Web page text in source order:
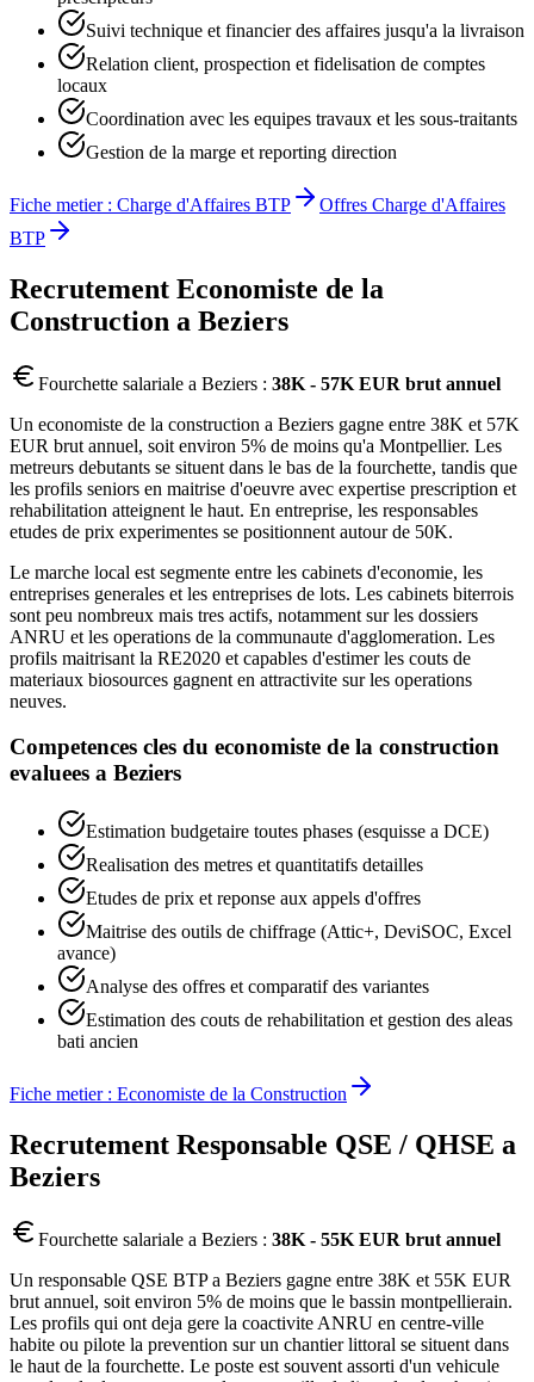
Suivi technique et financier des affaires jusqu'a la livraison
Relation client, prospection et fidelisation de comptes
locaux
Coordination avec les equipes travaux et les sous-traitants
Gestion de la marge et reporting direction
Fiche metier : Charge d'Affaires BTP Offres Charge d'Affaires
BTP
Recrutement Economiste de la
Construction a Beziers
Fourchette salariale a Beziers : 38K - 57K EUR brut annuel
Un economiste de la construction a Beziers gagne entre 38K et 57K
EUR brut annuel, soit environ 5% de moins qu'a Montpellier. Les
metreurs debutants se situent dans le bas de la fourchette, tandis que
les profils seniors en maitrise d'oeuvre avec expertise prescription et
rehabilitation atteignent le haut. En entreprise, les responsables
etudes de prix experimentes se positionnent autour de 50K.
Le marche local est segmente entre les cabinets d'economie, les
entreprises generales et les entreprises de lots. Les cabinets biterrois
sont peu nombreux mais tres actifs, notamment sur les dossiers
ANRU et les operations de la communaute d'agglomeration. Les
profils maitrisant la RE2020 et capables d'estimer les couts de
materiaux biosources gagnent en attractivite sur les operations
neuves.
Competences cles du economiste de la construction
evaluees a Beziers
Estimation budgetaire toutes phases (esquisse a DCE)
Realisation des metres et quantitatifs detailles
Etudes de prix et reponse aux appels d'offres
Maitrise des outils de chiffrage (Attic+, DeviSOC, Excel
avance)
Analyse des offres et comparatif des variantes
Estimation des couts de rehabilitation et gestion des aleas
bati ancien
Fiche metier : Economiste de la Construction
Recrutement Responsable QSE / QHSE a
Beziers
Fourchette salariale a Beziers : 38K - 55K EUR brut annuel
Un responsable QSE BTP a Beziers gagne entre 38K et 55K EUR
brut annuel, soit environ 5% de moins que le bassin montpellierain.
Les profils qui ont deja gere la coactivite ANRU en centre-ville
habite ou pilote la prevention sur un chantier littoral se situent dans
le haut de la fourchette. Le poste est souvent assorti d'un vehicule